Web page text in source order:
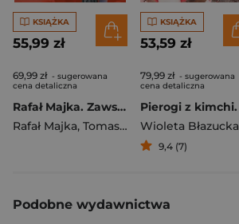
KSIĄŻKA
55,99 zł
69,99 zł - sugerowana
cena detaliczna
Rafał Majka. Zawsze z przodu. Rozmawia Tomasz Kalemba - książka z autografem
Rafał Majka, Tomasz Kalemba
KSIĄŻKA
53,59 zł
79,99 zł - sugerowana
cena detaliczna
Wioleta Błazucka
9,4 (7)
Podobne wydawnictwa